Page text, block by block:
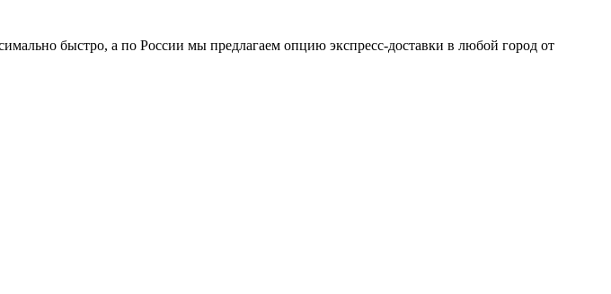
быстро, а по России мы предлагаем опцию экспресс-доставки в любой город от